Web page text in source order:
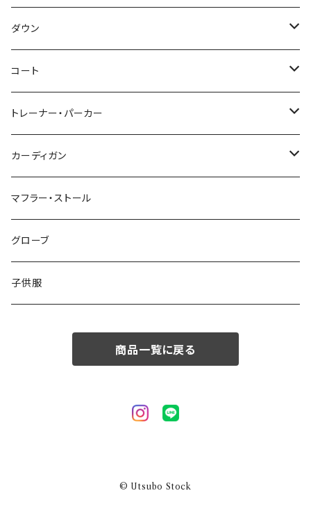
～44/S
46/M
48/L
50/XL～
ダウン
～44/S
46/M
48/L
50/XL～
コート
～44/S
46/M
48/L
50/XL～
トレーナー・パーカー
～44/S
46/M
48/L
50/XL～
カーディガン
～44/S
46/M
48/L
マフラー・ストール
グローブ
子供服
商品一覧に戻る
© Utsubo Stock